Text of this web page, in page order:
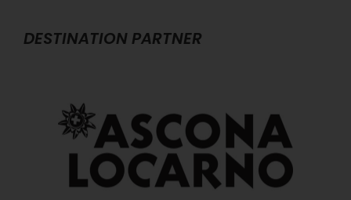
DESTINATION PARTNER